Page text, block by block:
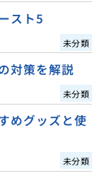
スト5
未分類
対策を解説
未分類
めグッズと使
未分類